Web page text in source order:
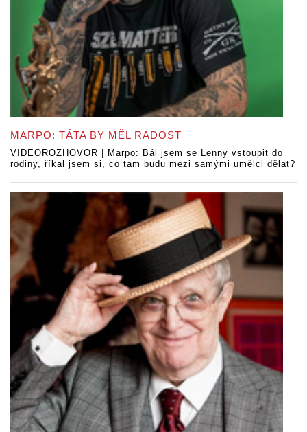
MARPO: TÁTA BY MĚL RADOST
VIDEOROZHOVOR | Marpo: Bál jsem se Lenny vstoupit do
rodiny, říkal jsem si, co tam budu mezi samými umělci dělat?